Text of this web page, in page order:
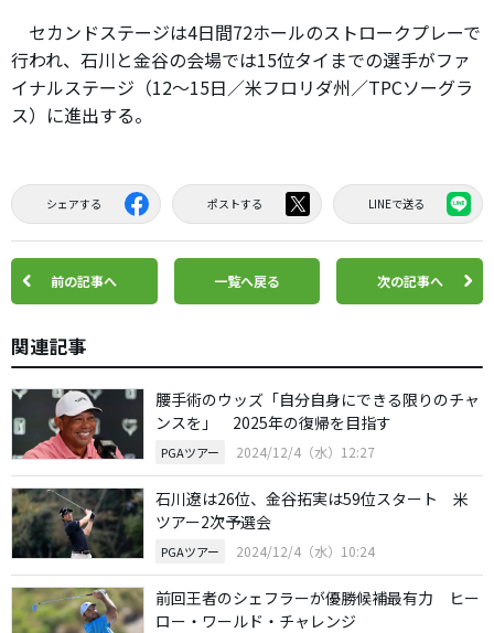
セカンドステージは4日間72ホールのストロークプレーで
行われ、石川と金谷の会場では15位タイまでの選手がファ
イナルステージ（12～15日／米フロリダ州／TPCソーグラ
ス）に進出する。
シェアする ポストする LINEで送る
前の記事へ 一覧へ戻る 次の記事へ
関連記事
腰手術のウッズ「自分自身にできる限りのチャ
ンスを」 2025年の復帰を目指す
PGAツアー 2024/12/4（水）12:27
石川遼は26位、金谷拓実は59位スタート 米
ツアー2次予選会
PGAツアー 2024/12/4（水）10:24
前回王者のシェフラーが優勝候補最有力 ヒー
ロー・ワールド・チャレンジ